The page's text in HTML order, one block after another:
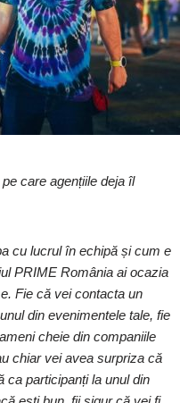
care agențiile deja îl
cu lucrul în echipă și cum e
PRIME România ai ocazia
Fie că vei contacta un
din evenimentele tale, fie
cheie din companiile
chiar vei avea surpriza că
ca participanți la unul din